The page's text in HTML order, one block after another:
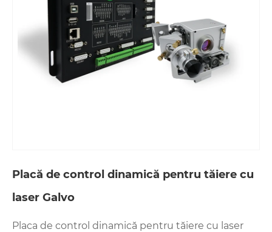
Placă de control dinamică pentru tăiere cu
laser Galvo
Placa de control dinamică pentru tăiere cu laser